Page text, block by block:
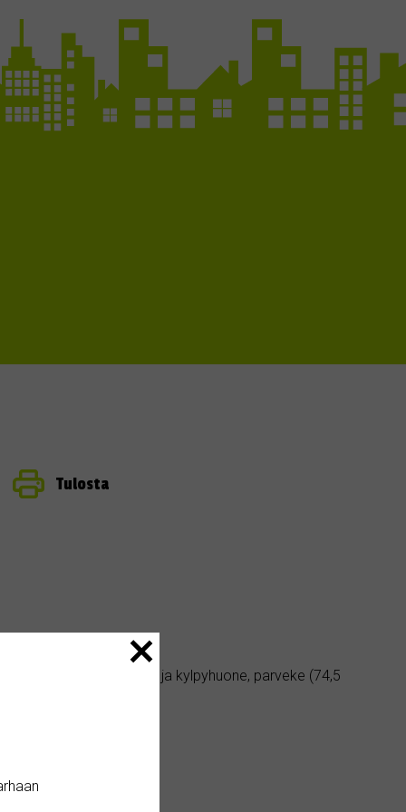
Tulosta
3 h + k + erillinen wc ja kylpyhuone, parveke (74,5
ei sisälly hintaan.